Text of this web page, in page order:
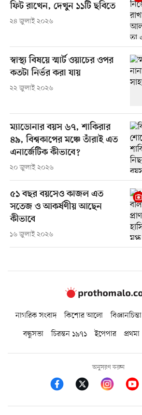
ফিট রাখেন, দেখুন ১১টি ছবিতে
২৪ জুলাই ২০২৬
স্বাস্থ্য বিষয়ে স্মার্ট ওয়াচের ওপর
কতটা নির্ভর করা যায়
২২ জুলাই ২০২৬
ম্যাডোনার বয়স ৬৭, শাকিরার
৪৯, বিশ্বকাপের মঞ্চে তাঁরাই এত
এনার্জেটিক কীভাবে?
২০ জুলাই ২০২৬
৫১ বছর বয়সেও কাজল এত
সতেজ ও আকর্ষণীয় আছেন
কীভাবে
১৬ জুলাই ২০২৬
নাগরিক সংবাদ কিশোর আলো বিজ্ঞানচিন্তা
বন্ধুসভা
চিরন্তন ১৯৭১ ইপেপার প্রথমা
অনুসরণ করুন